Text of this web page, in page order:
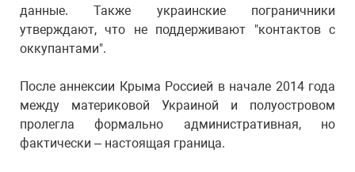
данные. Также украинские пограничники
утверждают, что не поддерживают "контактов с
оккупантами".
После аннексии Крыма Россией в начале 2014 года
между материковой Украиной и полуостровом
пролегла формально административная, но
фактически – настоящая граница.